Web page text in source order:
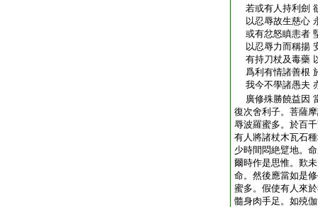
若或有人持利劍
以忍辱故生慈心
或有忿怒瞋恚者
以忍辱力而稱揚
有持刀杖及毒藥
爲利有情諸善根
我今不學諸愚夫
廣修殊勝饒益因
復次舍利子。菩薩
辱波羅蜜多。於百
有人將諸杖木瓦石
少時間悶絶躄地。
爾時作是思惟。歎
命。然後應當如是
蜜多。假使有人來
髓身肉手足。如殑